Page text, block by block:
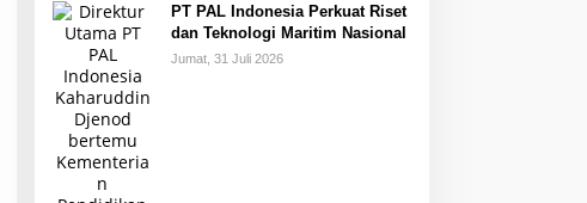
PT PAL Indonesia Perkuat Riset
dan Teknologi Maritim Nasional
Jumat, 31 Juli 2026